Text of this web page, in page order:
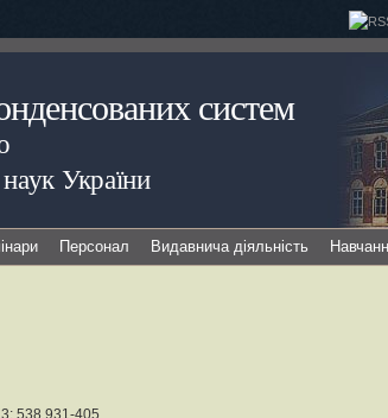
систем
України
Персонал Видавнича діяльність
538.931-405